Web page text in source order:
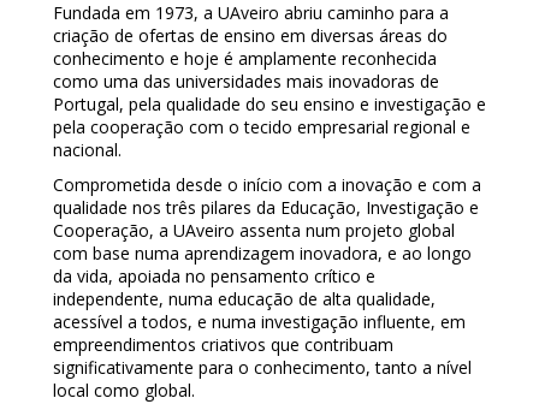
Fundada em 1973, a UAveiro abriu caminho para a
criação de ofertas de ensino em diversas áreas do
conhecimento e hoje é amplamente reconhecida
como uma das universidades mais inovadoras de
Portugal, pela qualidade do seu ensino e investigação e
pela cooperação com o tecido empresarial regional e
nacional.
Comprometida desde o início com a inovação e com a
qualidade nos três pilares da Educação, Investigação e
Cooperação, a UAveiro assenta num projeto global
com base numa aprendizagem inovadora, e ao longo
da vida, apoiada no pensamento crítico e
independente, numa educação de alta qualidade,
acessível a todos, e numa investigação influente, em
empreendimentos criativos que contribuam
significativamente para o conhecimento, tanto a nível
local como global.